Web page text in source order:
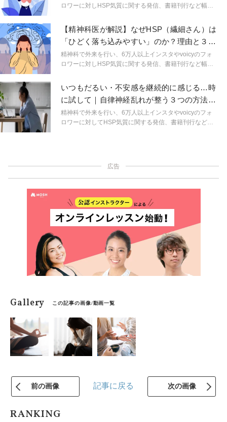
ロワーに対しHSP気質に関する発信、書籍刊行など幅広
ルヘルスに関する身近なギモンを解説。生きづらいをラ
クにするためのヒントを連載形式で紹介します。
【精神科医が解説】なぜHSP（繊細さん）は
「ひどく落ち込みやすい」のか？理由と３つ
の対処法
精神科で外来を行い、6万人以上インスタやvoicyのフォ
ロワーに対しHSP気質に関する発信、書籍刊行など幅広
ルヘルスに関する身近なギモンを解説。生きづらいをラ
クにするためのヒントを連載形式で紹介します。
いつもだるい・不安感を継続的に感じる…時
に試して｜自律神経乱れが整う３つの方法
【精神科医が解説】
精神科で外来を行い、6万人以上インスタやvoicyのフォ
ロワーに対してHSP気質に関する発信、書籍刊行など幅
広告
Gallery この記事の画像/動画一覧
前の画像 記事に戻る 次の画像
RANKING